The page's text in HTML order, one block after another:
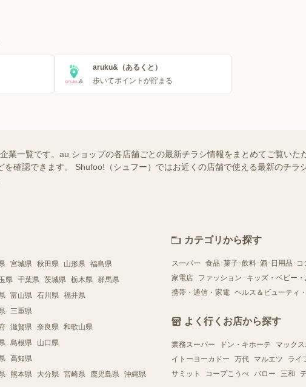
aruku&（あるくと）
歩いてポイントが貯まる
業一覧です。au ショップの各店舗ごとの最新チラシ情報をまとめてご覧いた
を確認できます。 Shufoo!（シュフー）ではお近くの店舗で使える最新のチラ
宮城県 秋田県 山形県 福島県
県 千葉県 茨城県 栃木県 群馬県
富山県 石川県 福井県
三重県
滋賀県 奈良県 和歌山県
島根県 山口県
高知県
熊本県 大分県 宮崎県 鹿児島県 沖縄県
カテゴリから探す
スーパー 食品･菓子･飲料･酒･日用品･コ
家電店
ファッション キッズ・ベビー
携帯・通信・家電 ヘルス＆ビューティ
よく行くお店から探す
業務スーパー ドン・キホーテ マック
イトーヨーカドー
万代 マルエツ ライ
サミット
コープこうべ バロー 三和